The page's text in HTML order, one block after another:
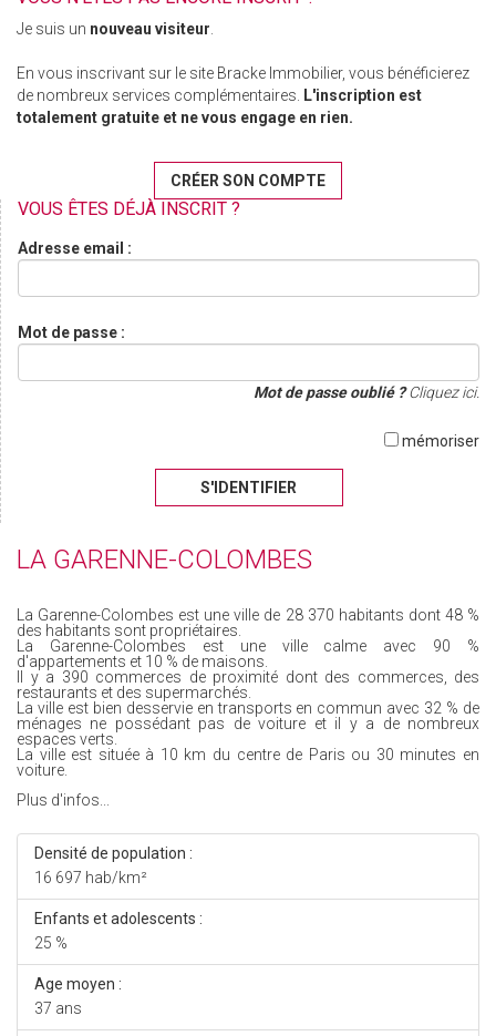
Je suis un nouveau visiteur.
En vous inscrivant sur le site Bracke Immobilier, vous bénéficierez
de nombreux services complémentaires. L'inscription est
totalement gratuite et ne vous engage en rien.
CRÉER SON COMPTE
VOUS ÊTES DÉJÀ INSCRIT ?
Adresse email :
Mot de passe :
Mot de passe oublié ?Cliquez ici.
mémoriser
S'IDENTIFIER
LA GARENNE-COLOMBES
La Garenne-Colombes est une ville de 28 370 habitants dont 48 %
des habitants sont propriétaires.
La Garenne-Colombes est une ville calme avec 90 %
d'appartements et 10 % de maisons.
Il y a 390 commerces de proximité dont des commerces, des
restaurants et des supermarchés.
La ville est bien desservie en transports en commun avec 32 % de
ménages ne possédant pas de voiture et il y a de nombreux
espaces verts.
La ville est située à 10 km du centre de Paris ou 30 minutes en
voiture.
Plus d'infos...
Densité de population :
16 697 hab/km²
Enfants et adolescents :
25 %
Age moyen :
37 ans